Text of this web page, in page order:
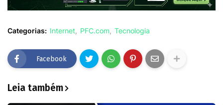
Categorias: Internet PFC.com Tecnologia
Facebook
Leia também